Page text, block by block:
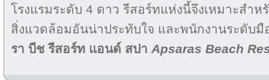
โรงแรมระดับ 4 ดาว รีสอร์ทแห่งนี้จึงเหมาะสำ
สิ่งแวดล้อมอันน่าประทับใจ และพนักงานระดับ
รา บีช รีสอร์ท แอนด์ สปา Apsaras Beach